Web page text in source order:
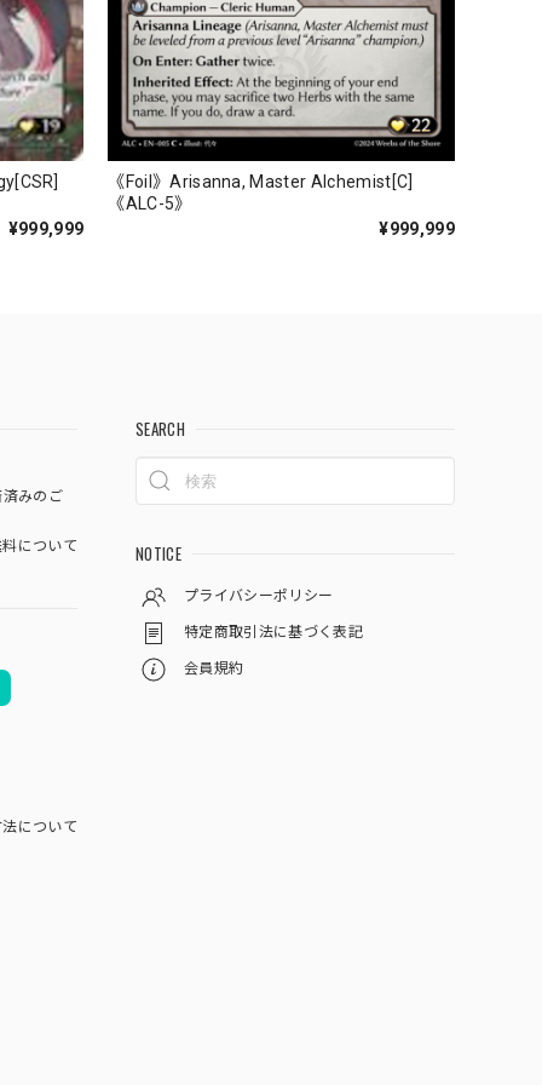
¥999,999
《Foil》Arisanna, Master Alchemist[C]
《ALC-5》
¥999,999
みのご
について
について
SEARCH
NOTICE
プライバシーポリシー
特定商取引法に基づく表記
会員規約